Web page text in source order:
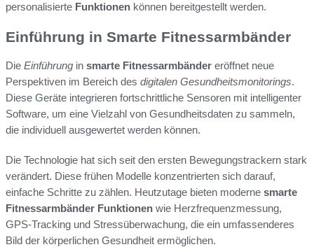
personalisierte Funktionen können bereitgestellt werden.
Einführung in Smarte Fitnessarmbänder
Die Einführung in smarte Fitnessarmbänder eröffnet neue
Perspektiven im Bereich des digitalen Gesundheitsmonitorings.
Diese Geräte integrieren fortschrittliche Sensoren mit intelligenter
Software, um eine Vielzahl von Gesundheitsdaten zu sammeln,
die individuell ausgewertet werden können.
Die Technologie hat sich seit den ersten Bewegungstrackern stark
verändert. Diese frühen Modelle konzentrierten sich darauf,
einfache Schritte zu zählen. Heutzutage bieten moderne smarte
Fitnessarmbänder Funktionen wie Herzfrequenzmessung,
GPS-Tracking und Stressüberwachung, die ein umfassenderes
Bild der körperlichen Gesundheit ermöglichen.